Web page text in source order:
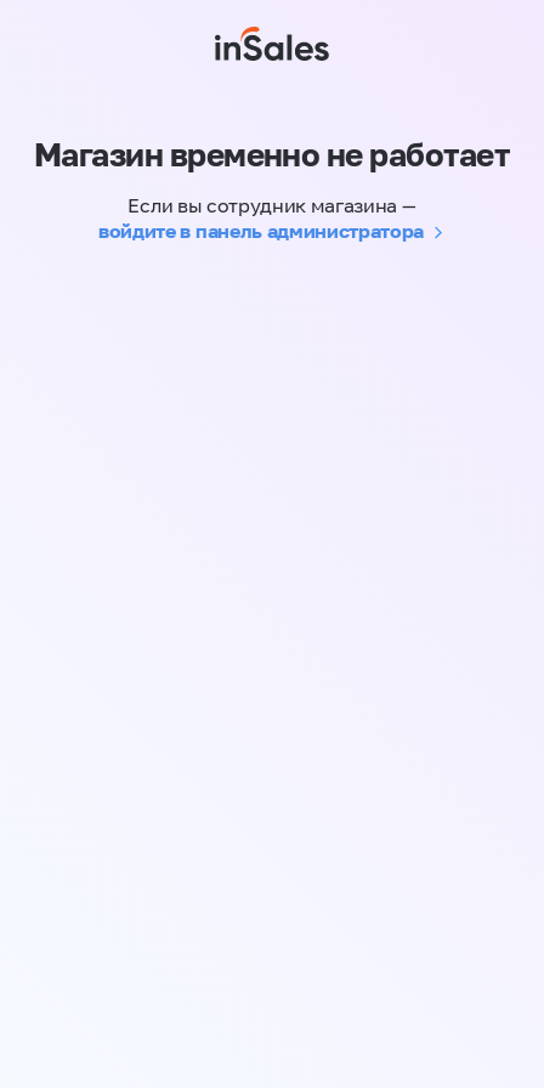
Магазин временно не работает
Если вы сотрудник магазина —
войдите в панель администратора